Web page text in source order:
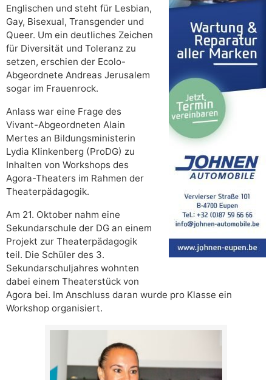
Englischen und steht für Lesbian,
Gay, Bisexual, Transgender und
Queer. Um ein deutliches Zeichen
für Diversität und Toleranz zu
setzen, erschien der Ecolo-
Abgeordnete Andreas Jerusalem
sogar im Frauenrock.
Anlass war eine Frage des
Vivant-Abgeordneten Alain
Mertes an Bildungsministerin
Lydia Klinkenberg (ProDG) zu
Inhalten von Workshops des
Agora-Theaters im Rahmen der
Theaterpädagogik.
Am 21. Oktober nahm eine
Sekundarschule der DG an einem
Projekt zur Theaterpädagogik
teil. Die Schüler des 3.
Sekundarschuljahres wohnten
dabei einem Theaterstück von
Agora bei. Im Anschluss daran wurde pro Klasse ein
Workshop organisiert.